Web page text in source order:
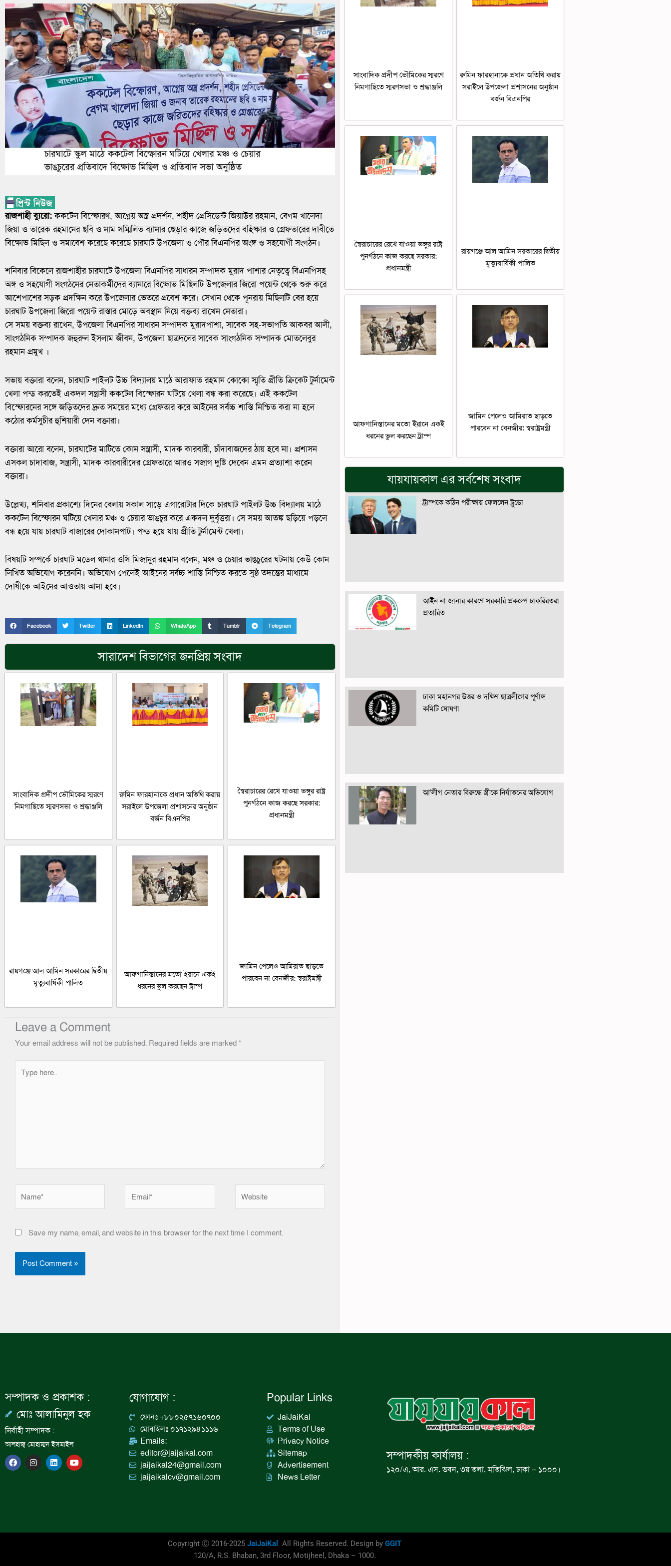
রাজশাহী ব্যুরো:ককটেল বিস্ফোরণ, আগ্নেয় অস্ত্র প্রদর্শন, শহীদ প্রেসিডেন্ট জিয়াউর রহমান, বেগম খালেদা
জিয়া ও তারেক রহমানের ছবি ও নাম সম্মিলিত ব্যানার ছেড়ার কাজে জড়িতদের বহিষ্কার ও গ্রেফতারের দাবীতে
বিক্ষোভ মিছিল ও সমাবেশ করেছে করেছে চারঘাট উপজেলা ও পৌর বিএনপির অংঙ্গ ও সহযোগী সংগঠন।
শনিবার বিকেলে রাজশাহীর চারঘাটে উপজেলা বিএনপির সাধারন সম্পাদক মুরাদ পাশার নেতৃত্বে বিএনপিসহ
অঙ্গ ও সহযোগী সংগঠনের নেতাকর্মীদের ব্যানারে বিক্ষোভ মিছিলটি উপজেলার জিরো পয়েন্ট থেকে শুরু করে
আশেপাশের সড়ক প্রদক্ষিন করে উপজেলার ভেতরে প্রবেশ করে। সেখান থেকে পূনরায় মিছিলটি বের হয়ে
চারঘাট উপজেলা জিরো পয়েন্ট রাস্তার মোড়ে অবস্থান নিয়ে বক্তব্য রাখেন নেতারা।
সে সময় বক্তব্য রাখেন, উপজেলা বিএনপির সাধারন সম্পাদক মুরাদপাশা, সাবেক সহ-সভাপতি আকবর আলী,
সাংগঠনিক সম্পাদক জহুরুল ইসলাম জীবন, উপজেলা ছাত্রদলের সাবেক সাংগঠনিক সম্পাদক মোতলেবুর
রহমান প্রমুখ ।
সভায় বক্তারা বলেন, চারঘাট পাইলট উচ্চ বিদ্যালয় মাঠে আরাফাত রহমান কোকো স্মৃতি প্রীতি ক্রিকেট টুর্নামেন্ট
খেলা পন্ড করতেই একদল সন্ত্রাসী ককটেল বিস্ফোরন ঘটিয়ে খেলা বন্ধ করা করেছে। এই ককটেল
বিস্ফোরনের সঙ্গে জড়িতদের দ্রুত সময়ের মধ্যে গ্রেফতার করে আইনের সর্বচ্চ শাস্তি নিশ্চিত করা না হলে
কঠোর কর্মসুচীর হুশিয়ারী দেন বক্তারা।
বক্তারা আরো বলেন, চারঘাটের মাটিতে কোন সন্ত্রাসী, মাদক কারবারী, চাঁদাবাজদের ঠায় হবে না। প্রশাসন
এসকল চাদাবাজ, সন্ত্রাসী, মাদক কারবারীদের গ্রেফতারে আরও সজাগ দুষ্টি দেবেন এমন প্রত্যাশা করেন
বক্তারা।
উল্লেখ্য, শনিবার প্রকাশ্যে দিনের বেলায় সকাল সাড়ে এগারোটার দিকে চারঘাট পাইলট উচ্চ বিদ্যালয় মাঠে
ককটেল বিস্ফোরন ঘটিয়ে খেলার মঞ্চ ও চেয়ার ভাঙচুর করে একদল দুর্বৃত্তরা। সে সময় আতঙ্ক ছড়িয়ে পড়লে
বন্ধ হয়ে যায় চারঘাট বাজারের দোকানপাট। পন্ড হয়ে যায় প্রীতি টুর্নামেন্ট খেলা।
বিষয়টি সম্পর্কে চারঘাট মডেল থানার ওসি মিজানুর রহমান বলেন, মঞ্চ ও চেয়ার ভাঙচুরের ঘটনায় কেউ কোন
লিখিত অভিযোগ করেননি। অভিযোগ পেলেই আইনের সর্বচ্চ শাস্তি নিশ্চিত করতে সুষ্ঠ তদন্তের মাধ্যমে
দোষীকে আইনের আওতায় আনা হবে।
Facebook Twitter LinkedIn WhatsApp Tumblr Telegram
সারাদেশবিভাগের জনপ্রিয় সংবাদ
সাংবাদিক প্রদীপ ভৌমিকের স্মরণে
নিমগাছিতে স্মরণসভা ও শ্রদ্ধাঞ্জলি
রুমিন ফারহানাকে প্রধান অতিথি করায়
সরাইলে উপজেলা প্রশাসনের অনুষ্ঠান
বর্জন বিএনপির
স্বৈরাচারের রেখে যাওয়া ভঙ্গুর রাষ্ট্র
পুনর্গঠনে কাজ করছে সরকার:
প্রধানমন্ত্রী
রায়গঞ্জে আল আমিন সরকারের দ্বিতীয়
মৃত্যুবার্ষিকী পালিত
আফগানিস্তানের মতো ইরানে একই
ধরনের ভুল করছেন ট্রাম্প
জামিন পেলেও আমিরাত ছাড়তে
পারবেন না বেনজীর: স্বরাষ্ট্রমন্ত্রী
Leave a Comment
Your email address will not be published. Required fields are marked *
here..
Save my name, email, and website in this browser for the next time I comment.
সাংবাদিক প্রদীপ ভৌমিকের স্মরণে
নিমগাছিতে স্মরণসভা ও শ্রদ্ধাঞ্জলি
রুমিন ফারহানাকে প্রধান অতিথি করায়
সরাইলে উপজেলা প্রশাসনের অনুষ্ঠান
বর্জন বিএনপির
স্বৈরাচারের রেখে যাওয়া ভঙ্গুর রাষ্ট্র
পুনর্গঠনে কাজ করছে সরকার:
প্রধানমন্ত্রী
রায়গঞ্জে আল আমিন সরকারের দ্বিতীয়
মৃত্যুবার্ষিকী পালিত
আফগানিস্তানের মতো ইরানে একই
ধরনের ভুল করছেন ট্রাম্প
জামিন পেলেও আমিরাত ছাড়তে
পারবেন না বেনজীর: স্বরাষ্ট্রমন্ত্রী
যায়যায়কাল এর সর্বশেষ সংবাদ
ট্রাম্পকে কঠিন পরীক্ষায় ফেললেন ট্রুডো
আইন না জানার কারণে সরকারি প্রকল্পে চাকরিরতরা
প্রতারিত
ঢাকা মহানগর উত্তর ও দক্ষিণ ছাত্রলীগের পূর্ণাঙ্গ
কমিটি ঘোষণা
আ’লীগ নেতার বিরুদ্ধে স্ত্রীকে নির্যাতনের অভিযোগ
সম্পাদক ও প্রকাশক :
মোঃ আলামিনুল হক
নির্বাহী সম্পাদক :
আলহাজ্ব মোহাম্মদ ইসমাইল
F
a
c
I
n
s
L
i
n
Y
o
u
যোগাযোগ :
ফোনঃ +৮৮০২৫৭১৬০৭০০
মোবাইলঃ ০১৭১২৯৪১১১৬
Emails:
editor@jaijaikal.com
jaijaikal24@gmail.com
jaijaikalcv@gmail.com
Popular Links
JaiJaiKal
Terms of Use
Privacy Notice
Sitemap
Advertisement
News Letter
সম্পাদকীয় কার্যালয় :
১২০/এ, আর. এস. ভবন, ৩য় তলা, মতিঝিল, ঢাকা – ১০০০।
Copyright Ⓒ 2016-2025 JaiJaiKal All Rights Reserved. Design by GGIT
120/A, R.S. Bhaban, 3rd Floor, Motijheel, Dhaka – 1000.